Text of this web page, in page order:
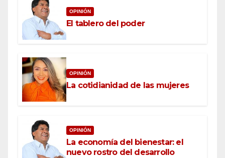
OPINIÓN
El tablero del poder
OPINIÓN
La cotidianidad de las mujeres
OPINIÓN
La economía del bienestar: el
nuevo rostro del desarrollo